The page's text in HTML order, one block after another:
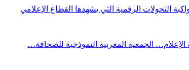
التحولات الرقمية التي يشهدها القطاع الإعلامي
الجمعية المغربية النموذجية للصحافة…